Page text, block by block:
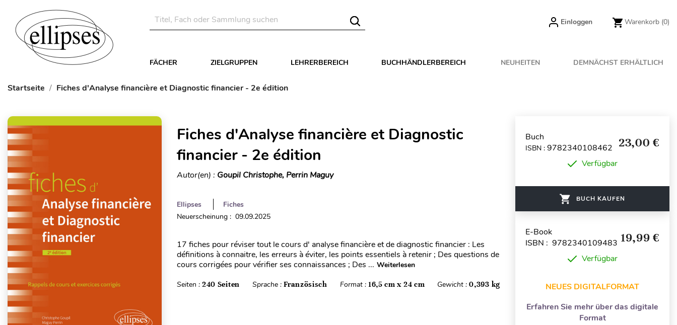
Einloggen Warenkorb (0)
FÄCHER ZIELGRUPPEN LEHRERBEREICH BUCHHÄNDLERBEREICH NEUHEITEN DEMNÄCHST ERHÄLTLICH
Startseite Fiches d'Analyse financière et Diagnostic financier - 2e édition
Fiches d'Analyse financière et Diagnostic
financier - 2e édition
Autor(en) : Goupil Christophe, Perrin Maguy
Ellipses
Fiches
Neuerscheinung : 09.09.2025
17 fiches pour réviser tout le cours d' analyse financière et de diagnostic financier : Les
définitions à connaitre, les erreurs à éviter, les points essentiels à retenir ; Des questions de
cours corrigées pour vérifier ses connaissances ; Des ... Weiterlesen
Seiten : 240 Seiten Sprache :Französisch Format : 16,5 cm x 24 cm Gewicht :0,393 kg
Buch
ISBN : 9782340108462 23,00 €
Verfügbar
BUCH KAUFEN
E-Book
ISBN : 9782340109483 19,99 €
Verfügbar
NEUES DIGITALFORMAT
Erfahren Sie mehr über das digitale
Format